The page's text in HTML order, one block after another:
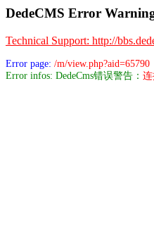
DedeCMS Error
Technical Support: http://
Error page: /m/view.php?aid=65790
Error infos: DedeCms错误警告：